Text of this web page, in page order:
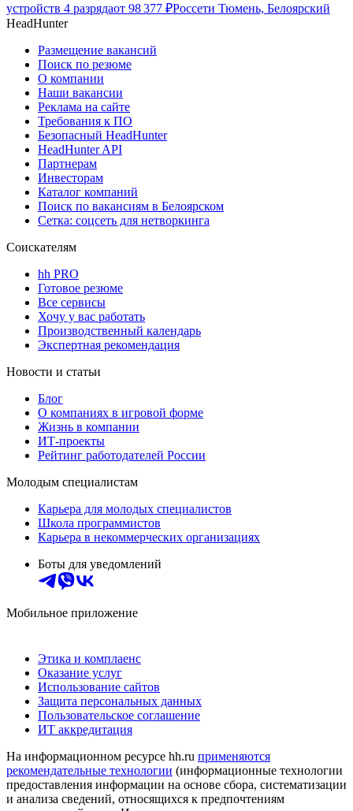
устройств 4 разрядаот 98 377 ₽Россети Тюмень, Белоярский
HeadHunter
Размещение вакансий
Поиск по резюме
О компании
Наши вакансии
Реклама на сайте
Требования к ПО
Безопасный HeadHunter
HeadHunter API
Партнерам
Инвесторам
Каталог компаний
Поиск по вакансиям в Белоярском
Сетка: соцсеть для нетворкинга
Соискателям
hh PRO
Готовое резюме
Все сервисы
Хочу у вас работать
Производственный календарь
Экспертная рекомендация
Новости и статьи
Блог
О компаниях в игровой форме
Жизнь в компании
ИТ-проекты
Рейтинг работодателей России
Молодым специалистам
Карьера для молодых специалистов
Школа программистов
Карьера в некоммерческих организациях
Боты для уведомлений
Мобильное приложение
Этика и комплаенс
Оказание услуг
Использование сайтов
Защита персональных данных
Пользовательское соглашение
ИТ аккредитация
На информационном ресурсе hh.ru применяются
рекомендательные технологии (информационные технологии
предоставления информации на основе сбора, систематизации
и анализа сведений, относящихся к предпочтениям